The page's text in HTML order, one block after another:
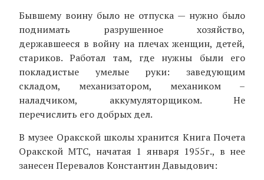
Бывшему воину было не отпуска — нужно было
поднимать разрушенное хозяйство,
державшееся в войну на плечах женщин, детей,
стариков. Работал там, где нужны были его
покладистые умелые руки: заведующим
складом, механизатором, механиком –
наладчиком, аккумуляторщиком. Не
перечислить его добрых дел.
В музее Оракской школы хранится Книга Почета
Оракской МТС, начатая 1 января 1955г., в нее
занесен Перевалов Константин Давыдович: